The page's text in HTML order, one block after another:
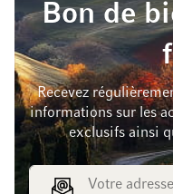
Bon de
Recevez
informations sur les
exclusifs ainsi
Adresse e-mail